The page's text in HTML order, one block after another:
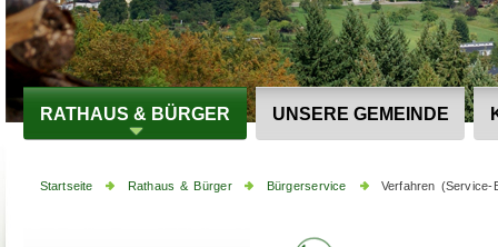
RATHAUS & BÜRGER UNSERE GEMEINDE
Startseite Rathaus & Bürger Bürgerservice Verfahren (Service-